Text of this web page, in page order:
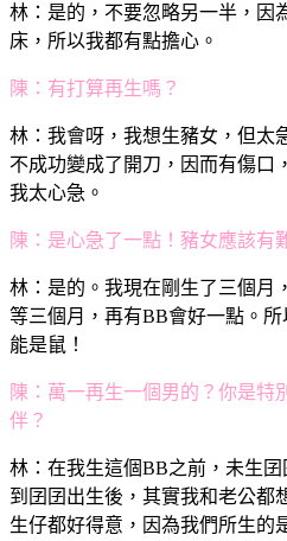
林：是的，不要忽略另一半，因
床，所以我都有點擔心。
陳：有打算再生嗎？
林：我會呀，我想生豬女，但太
不成功變成了開刀，因而有傷口
我太心急。
陳：是心急了一點！豬女應該有
林：是的。我現在剛生了三個月
等三個月，再有BB會好一點。
能是鼠！
陳：萬一再生一個男的？你是特
伴？
林：在我生這個BB之前，未生
到囝囝出生後，其實我和老公都
生仔都好得意，因為我們所生的